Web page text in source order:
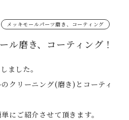
メッキモールパーツ磨き、コーティング
磨き、コーティング！
ました。
クリーニング(磨き)とコーティ
にご紹介させて頂きます。